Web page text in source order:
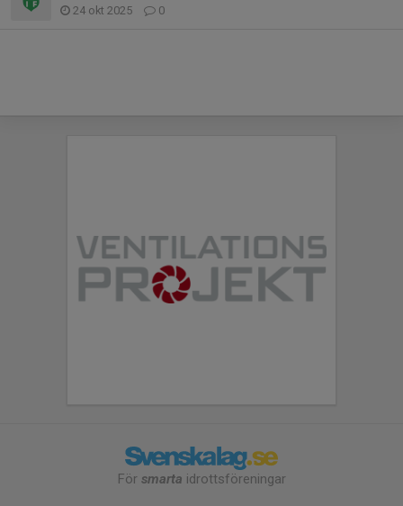
24 okt 2025 0
För smarta idrottsföreningar